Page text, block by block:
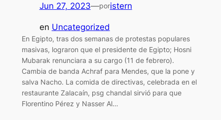
Jun 27, 2023—poristern
en Uncategorized
En Egipto, tras dos semanas de protestas populares
masivas, lograron que el presidente de Egipto; Hosni
Mubarak renunciara a su cargo (11 de febrero).
Cambia de banda Achraf para Mendes, que la pone y
salva Nacho. La comida de directivas, celebrada en el
restaurante Zalacaín, psg chandal sirvió para que
Florentino Pérez y Nasser Al…